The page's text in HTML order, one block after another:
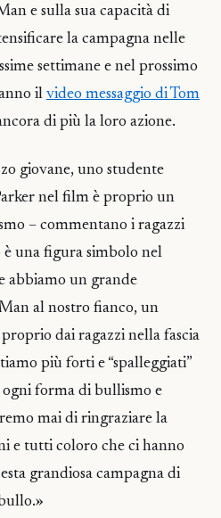
e sulla sua capacità di
la campagna nelle
settimane e nel prossimo
il video messaggio di Tom
di più la loro azione.
giovane, uno studente
nel film è proprio un
– commentano i ragazzi
è una figura simbolo nel
abbiamo un grande
al nostro fianco, un
dai ragazzi nella fascia
più forti e “spalleggiati”
forma di bullismo e
mai di ringraziare la
e tutti coloro che ci hanno
grandiosa campagna di